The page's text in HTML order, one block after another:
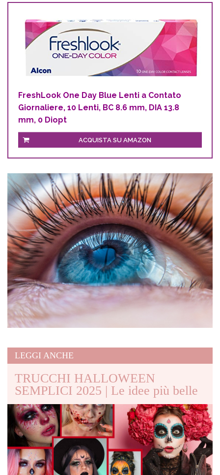
FreshLook One Day Blue Lenti a Contato
Giornaliere, 10 Lenti, BC 8.6 mm, DIA 13.8
mm, 0 Diopt
ACQUISTA SU AMAZON
LEGGI ANCHE
TRUCCHI HALLOWEEN
SEMPLICI 2025 | Le idee più belle